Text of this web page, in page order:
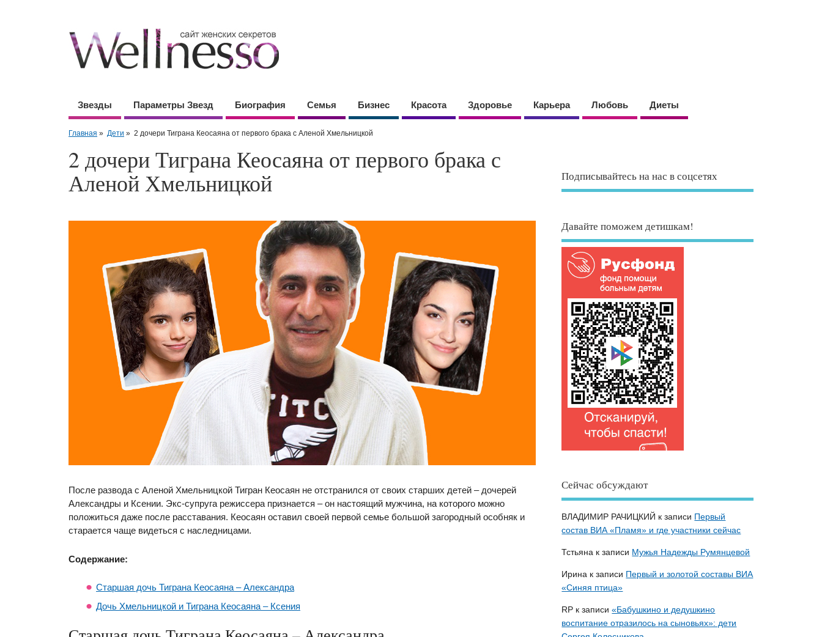
Звезды Параметры Звезд Биография Семья Бизнес Красота Здоровье Карьера Любовь Диеты
Главная » Дети » 2 дочери Тиграна Кеосаяна от первого брака с Аленой Хмельницкой
2 дочери Тиграна Кеосаяна от первого брака с
Аленой Хмельницкой
После развода с Аленой Хмельницкой Тигран Кеосаян не отстранился от своих старших детей – дочерей
Александры и Ксении. Экс-супруга режиссера признается – он настоящий мужчина, на которого можно
положиться даже после расставания. Кеосаян оставил своей первой семье большой загородный особняк и
старается чаще видеться с наследницами.
Содержание:
Старшая дочь Тиграна Кеосаяна – Александра
Дочь Хмельницкой и Тиграна Кеосаяна – Ксения
Подписывайтесь на нас в соцсетях
Давайте поможем детишкам!
Сейчас обсуждают
ВЛАДИМИР РАЧИЦКИЙ к записи Первый
состав ВИА «Пламя» и где участники сейчас
Тстьяна к записи Мужья Надежды Румянцевой
Ирина к записи Первый и золотой составы ВИА
«Синяя птица»
RP к записи«Бабушкино и дедушкино
воспитание отразилось на сыновьях»: дети